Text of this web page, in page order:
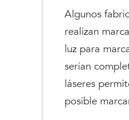
Algunos
realizan
luz para
serían
láseres
posible